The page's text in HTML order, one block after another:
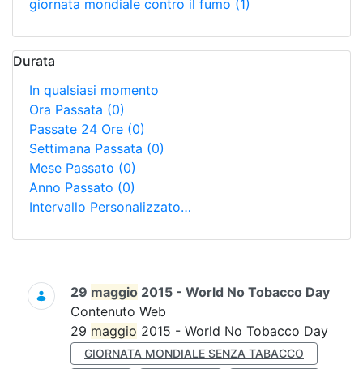
giornata mondiale contro il fumo (1)
Durata
In qualsiasi momento
Ora Passata (0)
Passate 24 Ore (0)
Settimana Passata (0)
Mese Passato (0)
Anno Passato (0)
Intervallo Personalizzato…
Ricerca
29 maggio 2015 - World No Tobacco Day
Contenuto Web
29 maggio 2015 - World No Tobacco Day
GIORNATA MONDIALE SENZA TABACCO